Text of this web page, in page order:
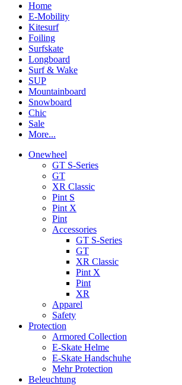
Home
E-Mobility
Kitesurf
Foiling
Surfskate
Longboard
Surf & Wake
SUP
Mountainboard
Snowboard
Chic
Sale
More...
Onewheel
GT S-Series
GT
XR Classic
Pint S
Pint X
Pint
Accessories
GT S-Series
GT
XR Classic
Pint X
Pint
XR
Apparel
Safety
Protection
Armored Collection
E-Skate Helme
E-Skate Handschuhe
Mehr Protection
Beleuchtung